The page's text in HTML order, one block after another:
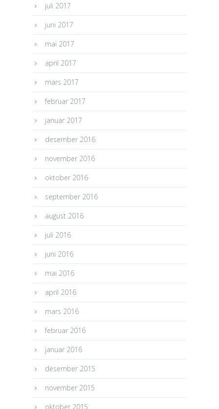
juli 2017
juni 2017
mai 2017
april 2017
mars 2017
februar 2017
januar 2017
desember 2016
november 2016
oktober 2016
september 2016
august 2016
juli 2016
juni 2016
mai 2016
april 2016
mars 2016
februar 2016
januar 2016
desember 2015
november 2015
oktober 2015